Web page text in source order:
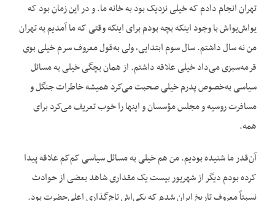
تهران انجام دادم که خیلی نزدیک بود به خانه ما. و در این زمان بود که
یواش‌یواش با وجود اینکه بچه بودم برای اینکه وقتی که ما آمدیم به تهران
من نه سال داشتم. سال سوم ابتدایی، ولی به‌قول معروف سرم خیلی بوی
قرمه‌سبزی می‌داد خیلی علاقه داشتم. از همان بچگی خیلی به مسائل
سیاسی به‌خصوص پدرم خیلی صحبت می‌کرد همیشه خاطرات جنگل و
مسافرت روسیه و مجلس مؤسسان و اینها را خوب تعریف می‌کرد برای
همه.
آن‌قدر ما شنیده بودیم. من هم خیلی به مسائل سیاسی کم‌کم علاقه پیدا
کرده بودم دیگر از شهریور بیست یک مقداری شاهد بعضی از حوادث
نسبتاً معروف تاریخ ایران شدم که یکی‌اش تاج‌گذاری اعلی‌حضرت بود.